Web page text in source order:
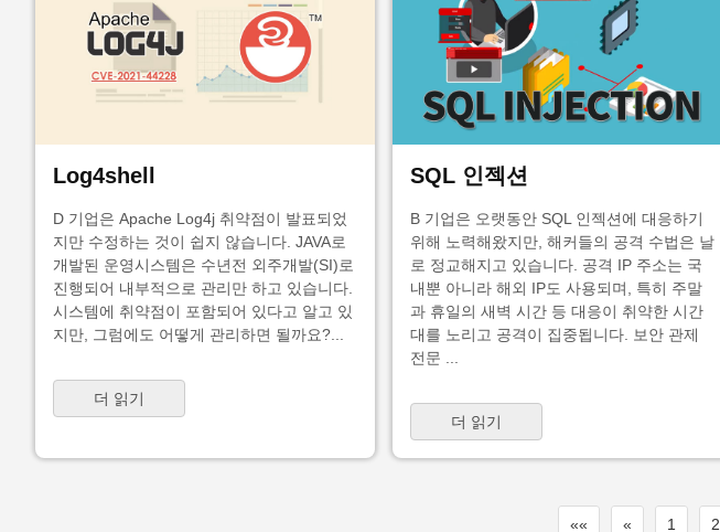
Log4shell
D 기업은 Apache Log4j 취약점이 발표되었
지만 수정하는 것이 쉽지 않습니다. JAVA로
개발된 운영시스템은 수년전 외주개발(SI)로
진행되어 내부적으로 관리만 하고 있습니다.
시스템에 취약점이 포함되어 있다고 알고 있
지만, 그럼에도 어떻게 관리하면 될까요?...
더 읽기
SQL 인젝션
B 기업은 오랫동안 SQL 인젝션에 대응하기
위해 노력해왔지만, 해커들의 공격 수법은 날
로 정교해지고 있습니다. 공격 IP 주소는 국
내뿐 아니라 해외 IP도 사용되며, 특히 주말
과 휴일의 새벽 시간 등 대응이 취약한 시간
대를 노리고 공격이 집중됩니다. 보안 관제
전문 ...
더 읽기
«« « 1 2